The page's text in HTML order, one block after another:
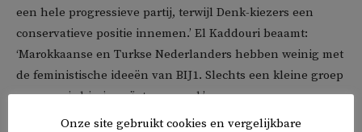
een hele progressieve partij, terwijl Denk-kiezers een
conservatieve positie innemen.’ El Kaddouri beaamt:
‘Marokkaanse en Turkse Nederlanders hebben weinig met
de feministische ideeën van BIJ1. Slechts een kleine groep
vrouwen is hierin geïnteresseerd.’
Onze site gebruikt cookies en vergelijkbare